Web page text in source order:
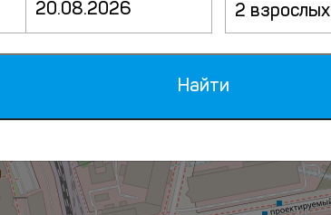
2 взрослых
Найти